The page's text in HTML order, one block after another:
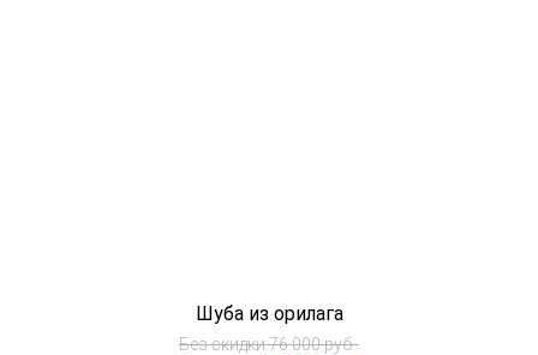
Шуба из орилага
Без скидки:76 000 руб.